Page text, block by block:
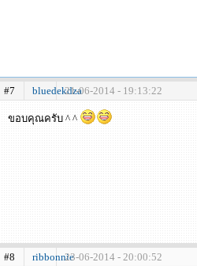
#7 bluedekdza21-06-2014 - 19:13:22
ขอบคุณครับ ^ ^
#8 ribbonnie23-06-2014 - 20:00:52